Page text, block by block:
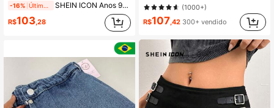
-16% SHEIN ICON Anos 90 Low Rise Bainha Pregueada Detalhe Fivela Couro Do Plutônio Saia Plissada
R$103,28
(1000+)
R$107,42 300+ vendido